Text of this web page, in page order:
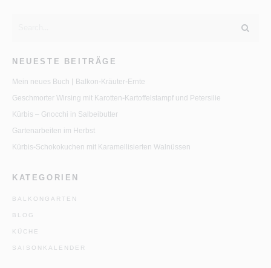
NEUESTE BEITRÄGE
Mein neues Buch | Balkon-Kräuter-Ernte
Geschmorter Wirsing mit Karotten-Kartoffelstampf und Petersilie
Kürbis – Gnocchi in Salbeibutter
Gartenarbeiten im Herbst
Kürbis-Schokokuchen mit Karamellisierten Walnüssen
KATEGORIEN
BALKONGARTEN
BLOG
KÜCHE
SAISONKALENDER